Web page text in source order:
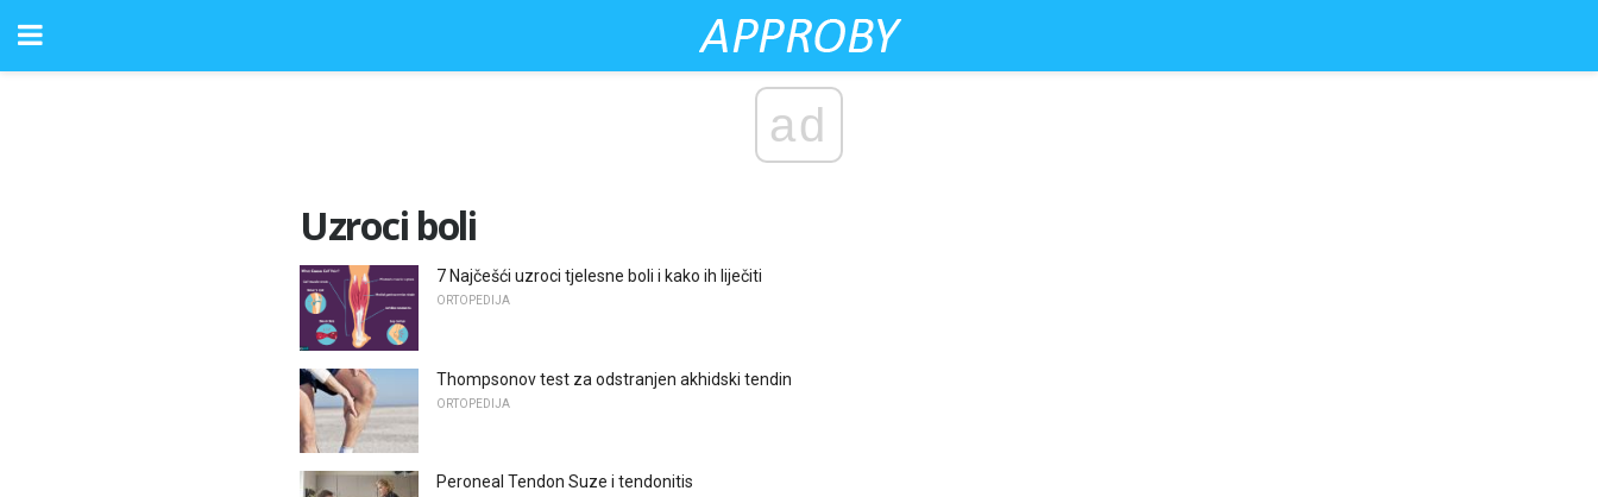
ad
Uzroci boli
7 Najčešći uzroci tjelesne boli i kako ih liječiti
ORTOPEDIJA
Thompsonov test za odstranjen akhidski tendin
ORTOPEDIJA
Peroneal Tendon Suze i tendonitis